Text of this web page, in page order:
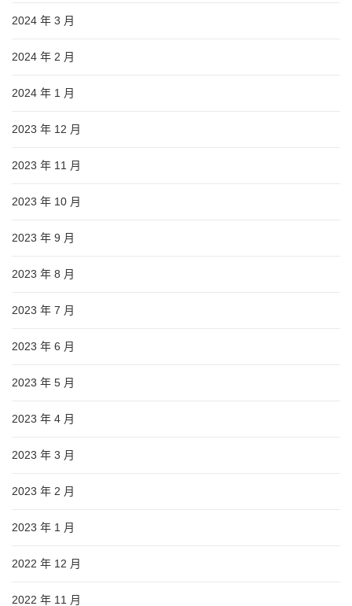
2024 年 3 月
2024 年 2 月
2024 年 1 月
2023 年 12 月
2023 年 11 月
2023 年 10 月
2023 年 9 月
2023 年 8 月
2023 年 7 月
2023 年 6 月
2023 年 5 月
2023 年 4 月
2023 年 3 月
2023 年 2 月
2023 年 1 月
2022 年 12 月
2022 年 11 月